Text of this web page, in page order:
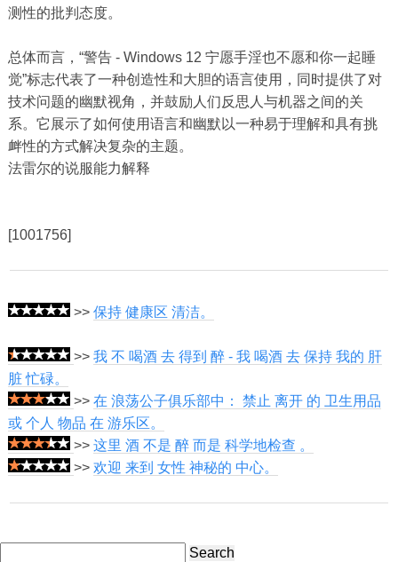
测性的批判态度。
总体而言，“警告 - Windows 12 宁愿手淫也不愿和你一起睡
觉”标志代表了一种创造性和大胆的语言使用，同时提供了对
技术问题的幽默视角，并鼓励人们反思人与机器之间的关
系。它展示了如何使用语言和幽默以一种易于理解和具有挑
衅性的方式解决复杂的主题。
法雷尔的说服能力解释
[1001756]
>> 保持 健康区 清洁。
>> 我 不 喝酒 去 得到 醉 - 我 喝酒 去 保持 我的 肝
脏 忙碌。
>> 在 浪荡公子俱乐部中： 禁止 离开 的 卫生用品
或 个人 物品 在 游乐区。
>> 这里 酒 不是 醉 而是 科学地检查 。
>> 欢迎 来到 女性 神秘的 中心。
Search